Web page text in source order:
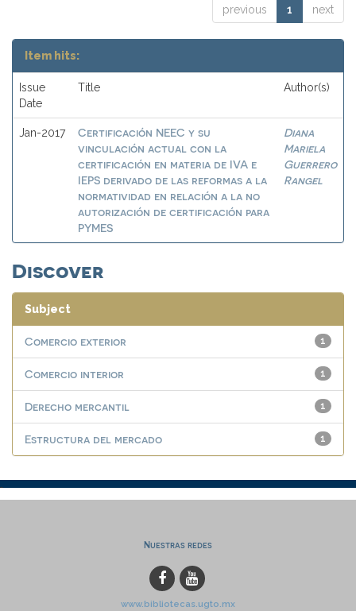
previous 1 next
Item hits:
Issue
Date
Title Author(s)
Jan-2017
Certificación NEEC y su
vinculación actual con la
certificación en materia de IVA e
IEPS derivado de las reformas a la
normatividad en relación a la no
autorización de certificación para
PYMES
Diana
Mariela
Guerrero
Rangel
Discover
Subject
1
Comercio exterior
1
Comercio interior
1
Derecho mercantil
1
Estructura del mercado
Nuestras redes
www.bibliotecas.ugto.mx